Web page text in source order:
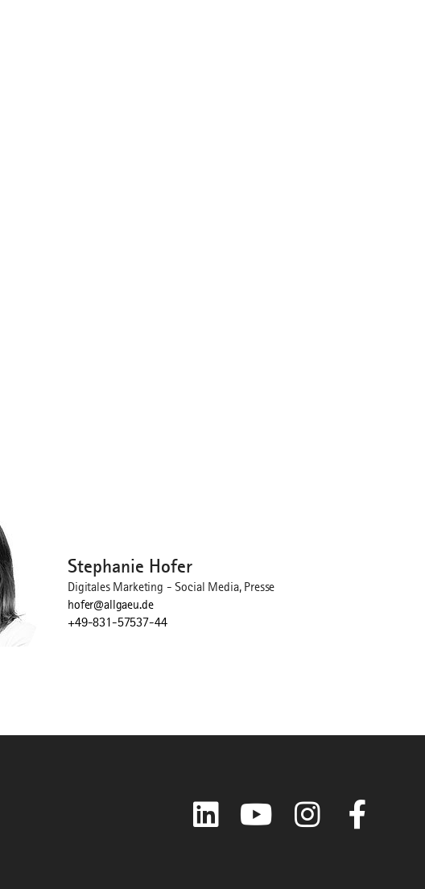
Stephanie Hofer
Digitales Marketing - Social Media, Presse
hofer@allgaeu.de
+49-831-57537-44
LinkedIn YouTube Instagram